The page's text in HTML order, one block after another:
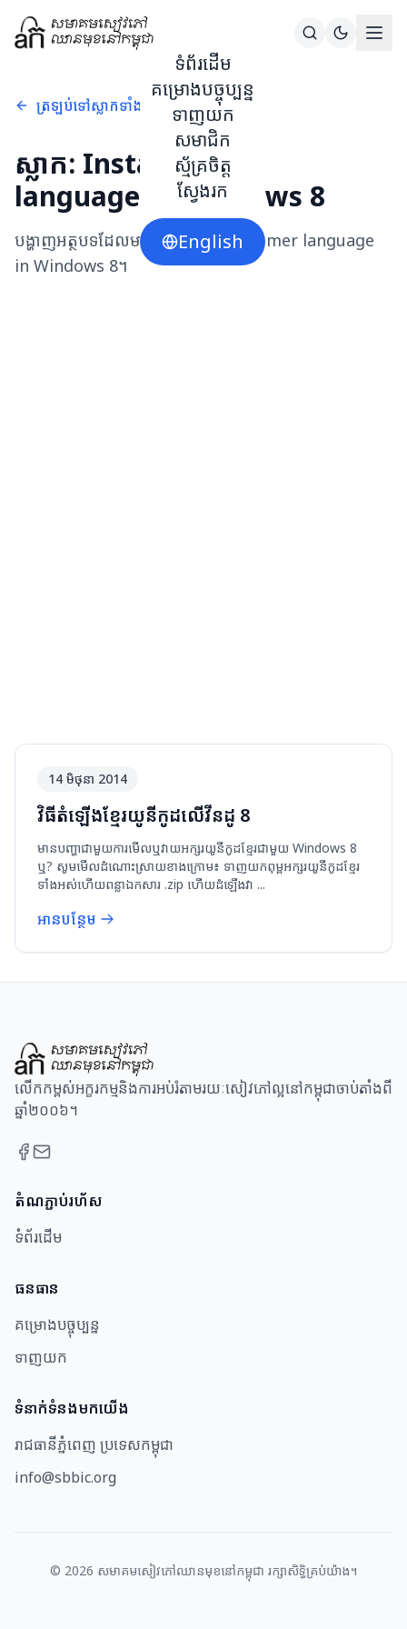
ទំព័រដើម
គម្រោងបច្ចុប្បន្ន
ទាញយក
សមាជិក
ស្ម័គ្រចិត្ត
ស្វែងរក
English
ត្រឡប់ទៅស្លាកទាំងអស់
ស្លាក: Install Khmer
language in Windows 8
បង្ហាញអត្ថបទដែលមានស្លាកInstall Khmer language
in Windows 8។
14 មិថុនា 2014
វិធីតំឡើងខ្មែរយូនីកូដលើវីនដូ 8
មានបញ្ហាជាមួយការមើលឬវាយអក្សរយូនីកូដខ្មែរជាមួយ Windows 8
ឬ? សូមមើលដំណោះស្រាយខាងក្រោម៖ ទាញយកពុម្ពអក្សរយូនីកូដខ្មែរ
ទាំងអស់ហើយពន្លាឯកសារ .zip ហើយដំឡើងវា ...
អានបន្ថែម
លើកកម្ពស់អក្ខរកម្មនិងការអប់រំតាមរយៈសៀវភៅល្អនៅកម្ពុជាចាប់តាំងពី
ឆ្នាំ២០០៦។
តំណភ្ជាប់រហ័ស
ទំព័រដើម
ធនធាន​
គម្រោងបច្ចុប្បន្ន
ទាញយក
ទំនាក់ទំនងមកយើង
រាជធានីភ្នំពេញ ប្រទេសកម្ពុជា
info@sbbic.org
© 2026 សមាគម​សៀវភៅឈាន​មុខ​នៅ​កម្ពុជា រក្សាសិទ្ធិគ្រប់យ៉ាង។